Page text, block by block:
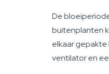
De
buitenplanten
elkaar gepakte
ventilator en